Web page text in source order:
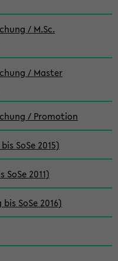
/ M.Sc.
/ Master
/ Promotion
SoSe 2015)
2011)
SoSe 2016)